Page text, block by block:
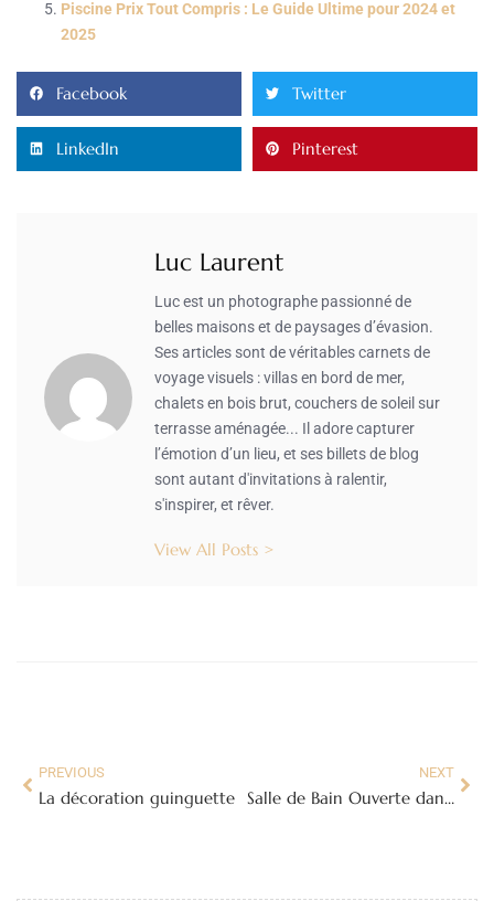
Piscine Prix Tout Compris : Le Guide Ultime pour 2024 et
2025
Facebook Twitter
LinkedIn Pinterest
Luc Laurent
Luc est un photographe passionné de
belles maisons et de paysages d’évasion.
Ses articles sont de véritables carnets de
voyage visuels : villas en bord de mer,
chalets en bois brut, couchers de soleil sur
terrasse aménagée... Il adore capturer
l’émotion d’un lieu, et ses billets de blog
sont autant d'invitations à ralentir,
s'inspirer, et rêver.
View All Posts >
PREVIOUS
La décoration guinguette
NEXT
Salle de Bain Ouverte dans Chambre : Guide Complet pour un Espace Moderne et Fonctionnel